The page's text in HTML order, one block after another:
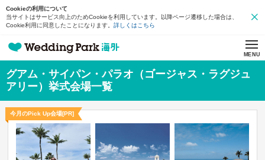
Cookieの利用について
当サイトはサービス向上のためCookieを利用しています。以降ページ遷移した場合は、
Cookie利用に同意したことになります。 詳しくはこちら
MENU
グアム・サイパン・パラオ（ゴージャス・ラグジュ
アリー）挙式会場一覧
今月のPick Up会場[PR]